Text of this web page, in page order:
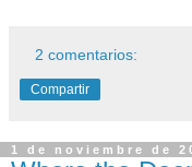
2 comentarios:
Compartir
1 de noviembre de